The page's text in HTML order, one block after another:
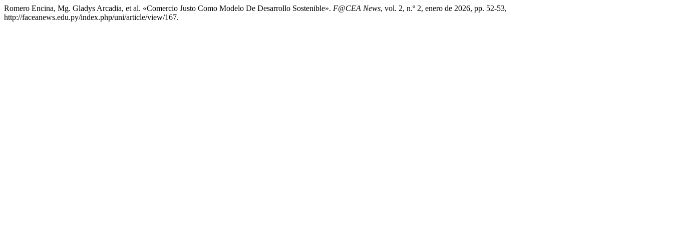
Romero Encina, Mg. Gladys Arcadia, et al. «Comercio Justo Como Modelo De Desarrollo Sostenible». F@CEA News, vol. 2, n.º 2, enero de 2026, pp. 52-53,
http://faceanews.edu.py/index.php/uni/article/view/167.